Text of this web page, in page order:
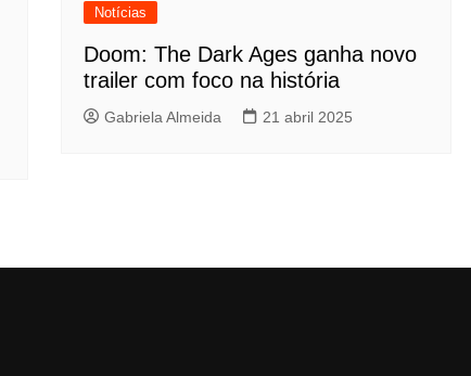
Notícias
Doom: The Dark Ages ganha novo
trailer com foco na história
Gabriela Almeida 21 abril 2025